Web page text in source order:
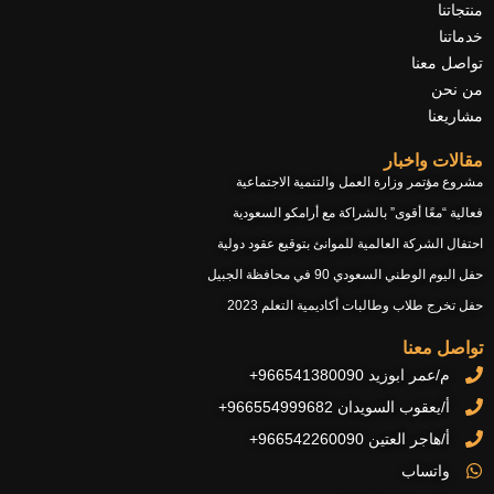
o
k
منتجاتنا
خدماتنا
تواصل معنا
من نحن
مشاريعنا
مقالات واخبار
مشروع مؤتمر وزارة العمل والتنمية الاجتماعية
فعالية “معًا أقوى” بالشراكة مع أرامكو السعودية
احتفال الشركة العالمية للموانئ بتوقيع عقود دولية
حفل اليوم الوطني السعودي 90 في محافظة الجبيل
حفل تخرج طلاب وطالبات أكاديمية التعلم 2023
تواصل معنا
م/عمر ابوزيد 966541380090+
أ/يعقوب السويدان 966554999682+
أ/هاجر العتين 966542260090+
واتساب